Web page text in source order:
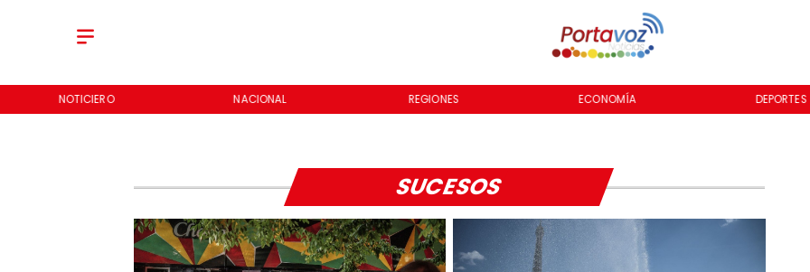
NOTICIERO NACIONAL REGIONES ECONOMÍA DEPORTES
SUCESOS